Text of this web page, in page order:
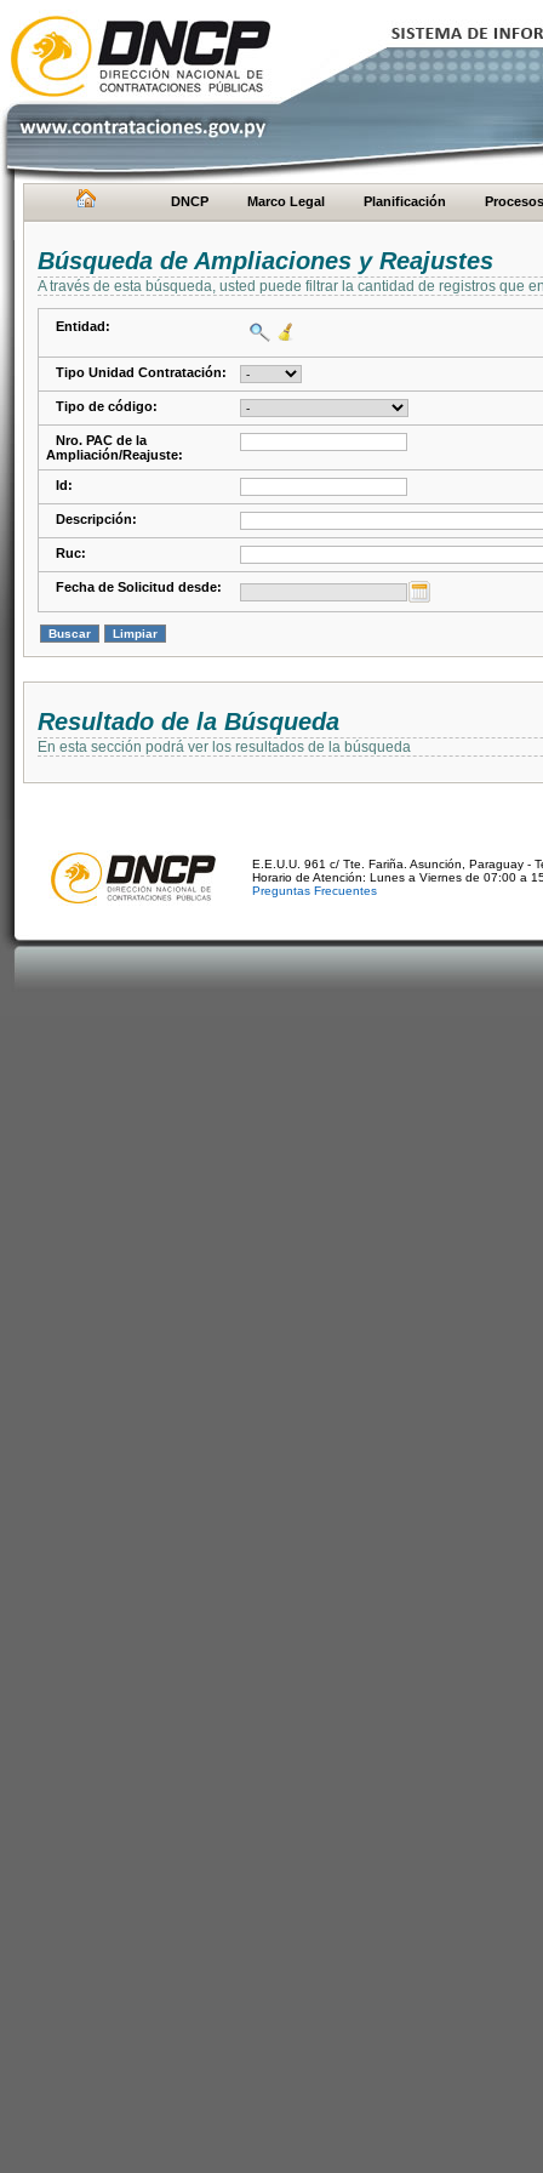
DNCP Marco Legal Planificación Procesos
Búsqueda de Ampliaciones y Reajustes
A través de esta búsqueda, usted puede filtrar la cantidad de registros que
Entidad:
Tipo Unidad Contratación:
Tipo de código:
Nro. PAC de la
Ampliación/Reajuste:
Id:
Descripción:
Ruc:
Fecha de Solicitud desde:
Resultado de la Búsqueda
En esta sección podrá ver los resultados de la búsqueda
E.E.U.U. 961 c/ Tte. Fariña. Asunción, Paraguay -
Horario de Atención: Lunes a Viernes de 07:00 a
Preguntas Frecuentes